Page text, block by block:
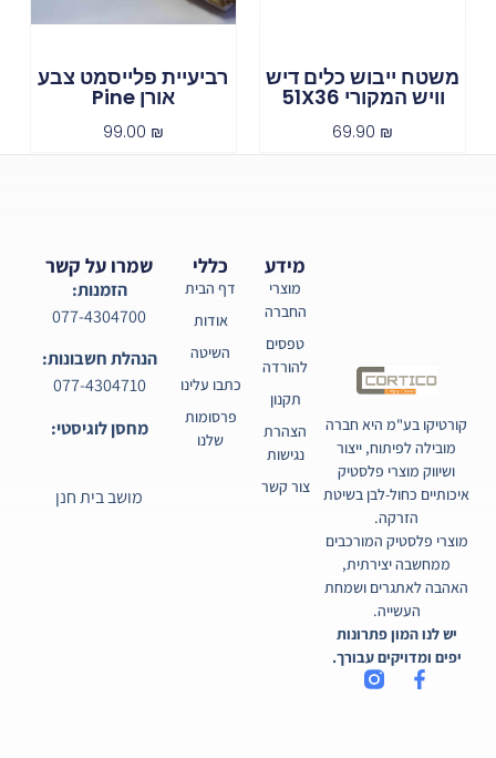
משטח ייבוש כלים דיש
וויש המקורי 51X36
69.90 ₪
רביעיית פלייסמט צבע
אורן Pine
99.00 ₪
קורטיקו בע"מ היא חברה
מובילה לפיתוח, ייצור
ושיווק מוצרי פלסטיק
איכותיים כחול-לבן בשיטת
הזרקה.
מוצרי פלסטיק המורכבים
ממחשבה יצירתית,
האהבה לאתגרים ושמחת
העשייה.
יש לנו המון פתרונות
יפים ומדויקים עבורך.
כללי
דף הבית
אודות
השיטה
כתבו עלינו
פרסומות
שלנו
מידע
מוצרי
החברה
טפסים
להורדה
תקנון
הצהרת
נגישות
צור קשר
שמרו על קשר
הזמנות:
077-4304700
הנהלת חשבונות:
077-4304710
מחסן לוגיסטי:
מושב בית חנן